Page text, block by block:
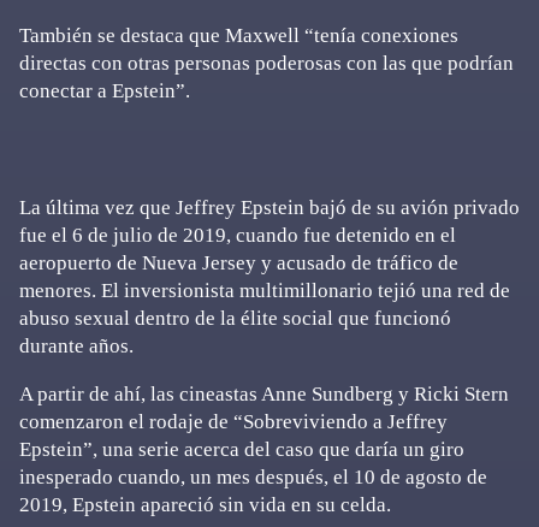
También se destaca que Maxwell “tenía conexiones
directas con otras personas poderosas con las que podrían
conectar a Epstein”.
La última vez que Jeffrey Epstein bajó de su avión privado
fue el 6 de julio de 2019, cuando fue detenido en el
aeropuerto de Nueva Jersey y acusado de tráfico de
menores. El inversionista multimillonario tejió una red de
abuso sexual dentro de la élite social que funcionó
durante años.
A partir de ahí, las cineastas Anne Sundberg y Ricki Stern
comenzaron el rodaje de “Sobreviviendo a Jeffrey
Epstein”, una serie acerca del caso que daría un giro
inesperado cuando, un mes después, el 10 de agosto de
2019, Epstein apareció sin vida en su celda.